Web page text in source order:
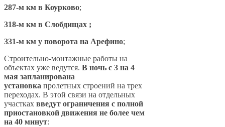
287-м км в Коурково;
318-м км в Слобдищах ;
331-м км у поворота на Арефино;
Строительно-монтажные работы на
объектах уже ведутся. В ночь с 3 на 4
мая запланирована
установка пролетных строений на трех
переходах. В этой связи на отдельных
участках введут ограничения с полной
приостановкой движения не более чем
на 40 минут: